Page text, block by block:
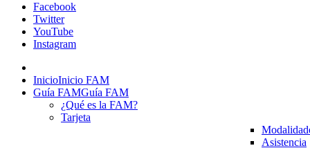
Facebook
Twitter
YouTube
Instagram
InicioInicio FAM
Guía FAMGuía FAM
¿Qué es la FAM?
Tarjeta
Asistencia